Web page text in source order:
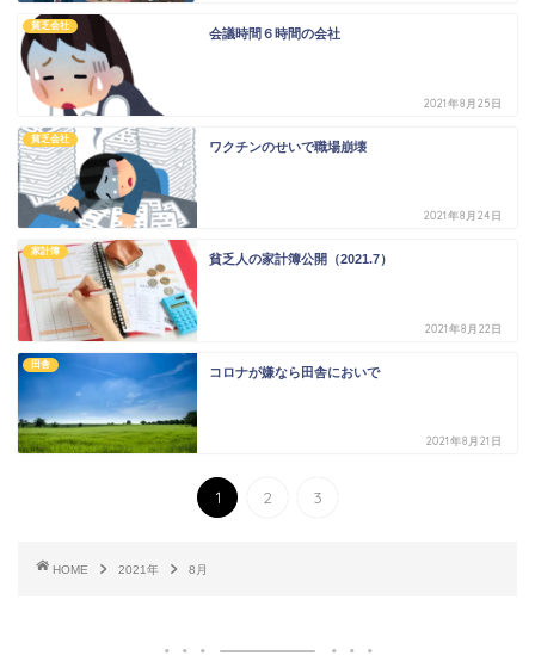
貧乏会社
会議時間６時間の会社
2021年8月25日
貧乏会社
ワクチンのせいで職場崩壊
2021年8月24日
家計簿
貧乏人の家計簿公開（2021.7）
2021年8月22日
田舎
コロナが嫌なら田舎においで
2021年8月21日
1 2 3
HOME 2021年 8月